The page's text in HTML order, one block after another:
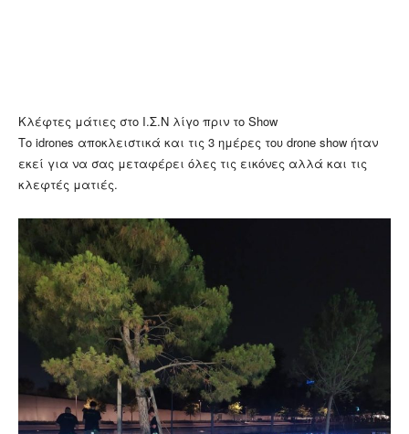
Κλέφτες μάτιες στο Ι.Σ.Ν λίγο πριν το Show
Το idrones αποκλειστικά και τις 3 ημέρες του drone show ήταν
εκεί για να σας μεταφέρει όλες τις εικόνες αλλά και τις
κλεφτές ματιές.